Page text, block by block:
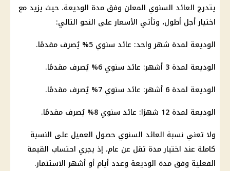
يتدرج العائد السنوي المعلن وفق مدة الوديعة، حيث يزيد مع
اختيار أجل أطول، وتأتي الأسعار على النحو التالي:
الوديعة لمدة شهر واحد: عائد سنوي 5% يُصرف مقدمًا.
الوديعة لمدة 3 أشهر: عائد سنوي 6% يُصرف مقدمًا.
الوديعة لمدة 6 أشهر: عائد سنوي 7% يُصرف مقدمًا.
الوديعة لمدة 12 شهرًا: عائد سنوي 8% يُصرف مقدمًا.
ولا تعني نسبة العائد السنوي حصول العميل على النسبة
كاملة عند اختيار مدة تقل عن عام، إذ يجري احتساب القيمة
الفعلية وفق مدة الوديعة وعدد أيام أو أشهر الاستثمار.